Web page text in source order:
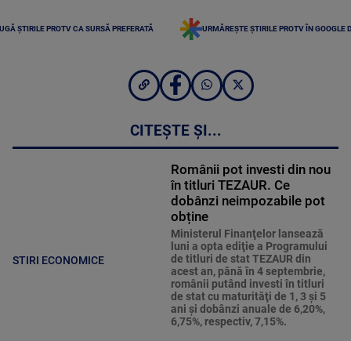
ȘTIRILE PROTV CA SURSĂ PREFERATĂ URMĂREȘTE ȘTIRILE PROTV ÎN GOOGLE
CITEȘTE ȘI...
STIRI ECONOMICE
Românii pot investi din nou
în titluri TEZAUR. Ce
dobânzi neimpozabile pot
obține
Ministerul Finanţelor lansează
luni a opta ediţie a Programului
de titluri de stat TEZAUR din
acest an, până în 4 septembrie,
românii putând investi în titluri
de stat cu maturităţi de 1, 3 şi 5
ani şi dobânzi anuale de 6,20%,
6,75%, respectiv, 7,15%.